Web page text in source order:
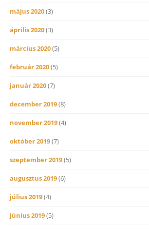
május 2020(3)
április 2020(3)
március 2020(5)
február 2020(5)
január 2020(7)
december 2019(8)
november 2019(4)
október 2019(7)
szeptember 2019(5)
augusztus 2019(6)
július 2019(4)
június 2019(5)